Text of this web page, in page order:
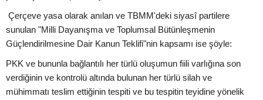
Çerçeve yasa olarak anılan ve TBMM'deki siyasî partilere
sunulan "Milli Dayanışma ve Toplumsal Bütünleşmenin
Güçlendirilmesine Dair Kanun Teklifi"nin kapsamı ise şöyle:
PKK ve bununla bağlantılı her türlü oluşumun fiili varlığına son
verdiğinin ve kontrolü altında bulunan her türlü silah ve
mühimmatı teslim ettiğinin tespiti ve bu tespitin teyidine yönelik